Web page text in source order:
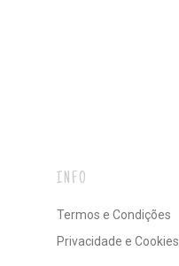
INFO
Termos e Condições
Privacidade e Cookies